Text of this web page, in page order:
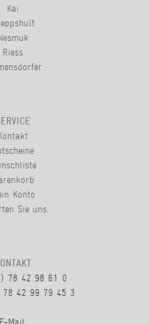
Kai
Riess
Konto
Sie uns.
78 42 98 61 0
78 42 99 79 45 3